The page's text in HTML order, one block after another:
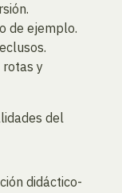
de ejemplo.
rotas y
del
didáctico-